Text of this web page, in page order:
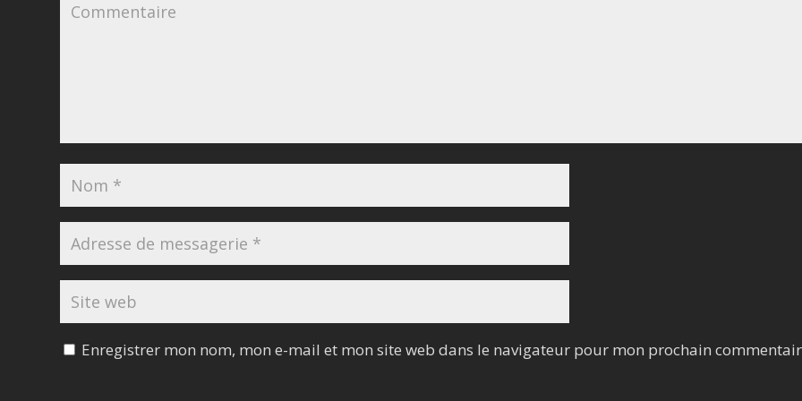
Enregistrer mon nom, mon e-mail et mon site web dans le navigateur pour mon prochain